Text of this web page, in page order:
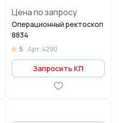
Цена по запросу
Операционный ректоскоп
8834
5 Арт. 4290
Запросить КП